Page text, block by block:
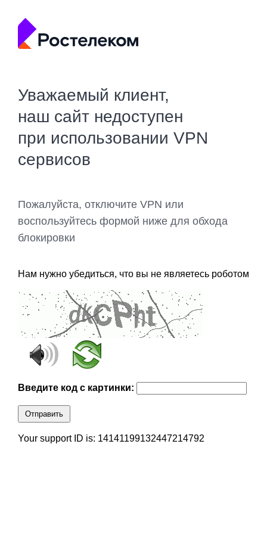
Уважаемый клиент,
наш сайт недоступен
при использовании VPN
сервисов
Пожалуйста, отключите VPN или
воспользуйтесь формой ниже для обхода
блокировки
Нам нужно убедиться, что вы не являетесь роботом
Введите код с картинки:
Отправить
Your support ID is: 14141199132447214792